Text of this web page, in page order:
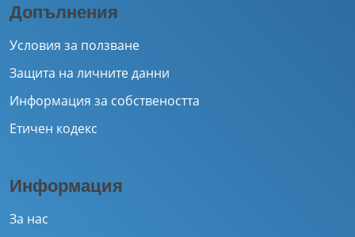
Допълнения
Условия за ползване
Защита на личните данни
Информация за собствеността
Етичен кодекс
Информация
За нас